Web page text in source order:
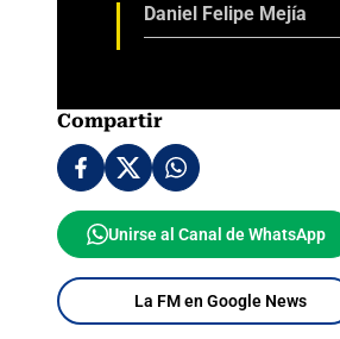
Daniel Felipe Mejía
Compartir
Unirse al Canal de WhatsApp
La FM en Google News